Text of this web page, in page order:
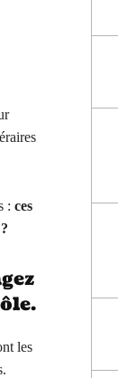
:ces
les